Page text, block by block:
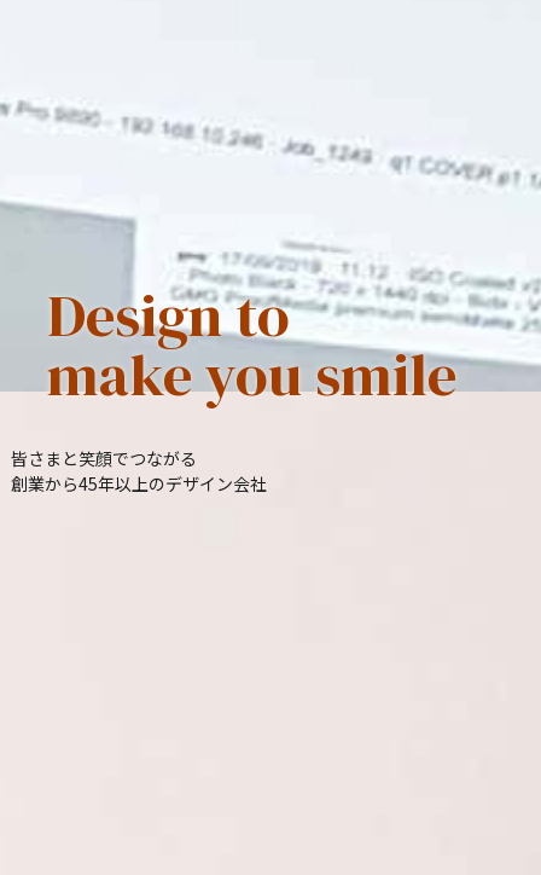
Design to
make you smile
皆さまと笑顔でつながる
創業から45年以上のデザイン会社